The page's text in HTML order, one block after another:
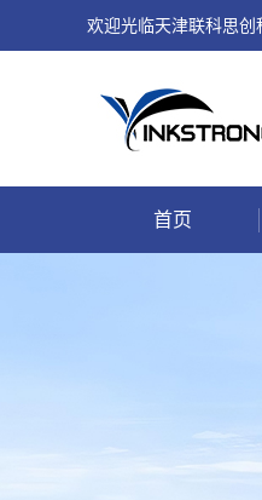
欢迎光临天津联科思创
首页